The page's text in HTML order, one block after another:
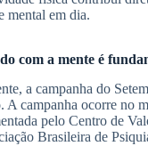
mental em dia.
com a mente é
a campanha do
A campanha ocorre no
pelo Centro de
Brasileira de